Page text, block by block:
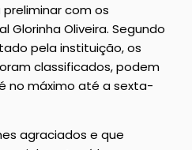
com os
Oliveira. Segundo
pela instituição, os
classificados, podem
no máximo até a sexta-
agraciados e que